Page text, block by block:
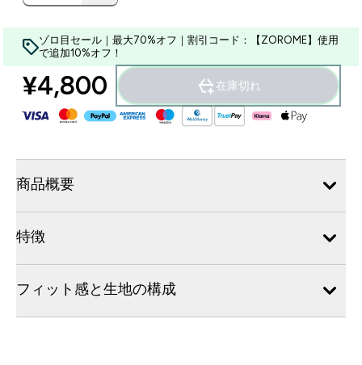
ゾロ目セール｜最大70%オフ｜割引コード：【ZOROME】使用
で追加10%オフ！
¥4,800‎ 在庫切れ
商品概要
特徴
フィット感と生地の構成